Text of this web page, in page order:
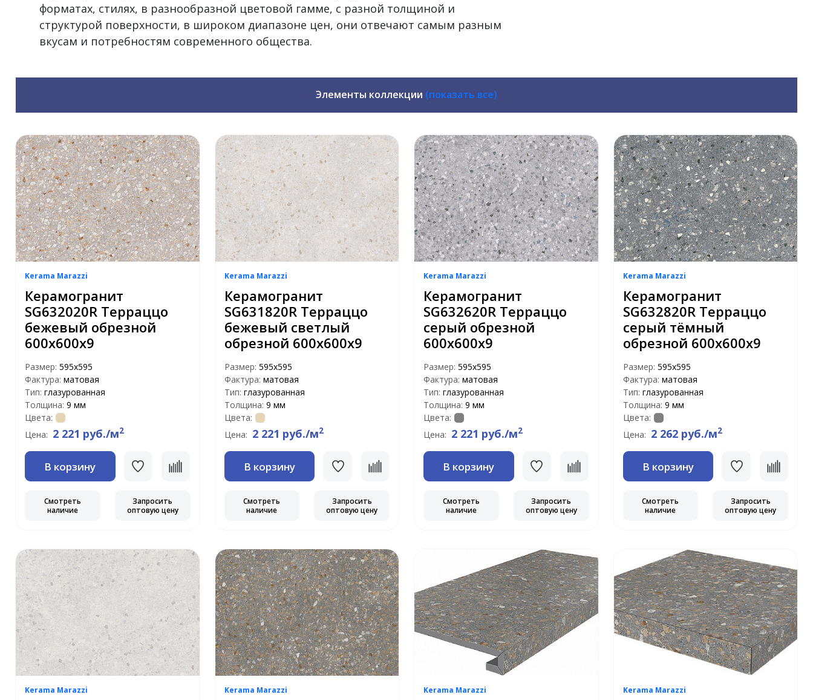
форматах, стилях, в разнообразной цветовой гамме, с разной толщиной и
структурой поверхности, в широком диапазоне цен, они отвечают самым разным
вкусам и потребностям современного общества.
Элементы коллекции (показать все)
Kerama Marazzi
Керамогранит
SG632020R Терраццо
бежевый обрезной
600х600х9
Размер: 595x595
Фактура: матовая
Тип: глазурованная
Толщина: 9 мм
Цвета:
Цена: 2 221 руб./м2
В корзину
Смотреть
наличие
Запросить
оптовую цену
Kerama Marazzi
Керамогранит
SG631820R Терраццо
бежевый светлый
обрезной 600х600х9
Размер: 595x595
Фактура: матовая
Тип: глазурованная
Толщина: 9 мм
Цвета:
Цена: 2 221 руб./м2
В корзину
Смотреть
наличие
Запросить
оптовую цену
Kerama Marazzi
Керамогранит
SG632620R Терраццо
серый обрезной
600х600х9
Размер: 595x595
Фактура: матовая
Тип: глазурованная
Толщина: 9 мм
Цвета:
Цена: 2 221 руб./м2
В корзину
Смотреть
наличие
Запросить
оптовую цену
Kerama Marazzi
Керамогранит
SG632820R Терраццо
серый тёмный
обрезной 600х600х9
Размер: 595x595
Фактура: матовая
Тип: глазурованная
Толщина: 9 мм
Цвета:
Цена: 2 262 руб./м2
В корзину
Смотреть
наличие
Запросить
оптовую цену
Kerama Marazzi Kerama Marazzi Kerama Marazzi Kerama Marazzi